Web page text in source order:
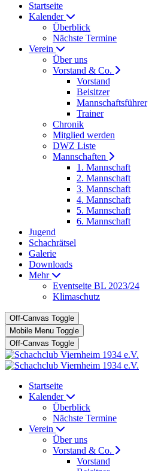
Startseite
Kalender
Überblick
Nächste Termine
Verein
Über uns
Vorstand & Co.
Vorstand
Beisitzer
Mannschaftsführer
Trainer
Chronik
Mitglied werden
DWZ Liste
Mannschaften
1. Mannschaft
2. Mannschaft
3. Mannschaft
4. Mannschaft
5. Mannschaft
6. Mannschaft
Jugend
Schachrätsel
Galerie
Downloads
Mehr
Eventseite BL 2023/24
Klimaschutz
Off-Canvas Toggle
Mobile Menu Toggle
Off-Canvas Toggle
Startseite
Kalender
Überblick
Nächste Termine
Verein
Über uns
Vorstand & Co.
Vorstand